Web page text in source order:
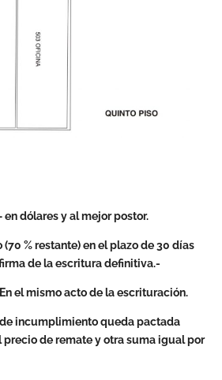
en dólares y al mejor postor.
(70 % restante) en el plazo de 30 días
de la escritura definitiva.-
En el mismo acto de la escrituración.
de incumplimiento queda pactada
precio de remate y otra suma igual por